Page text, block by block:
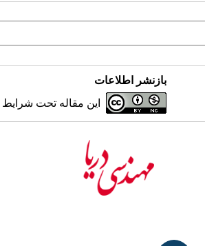
بازنشر اطلاعات
این مقاله تحت شرایط